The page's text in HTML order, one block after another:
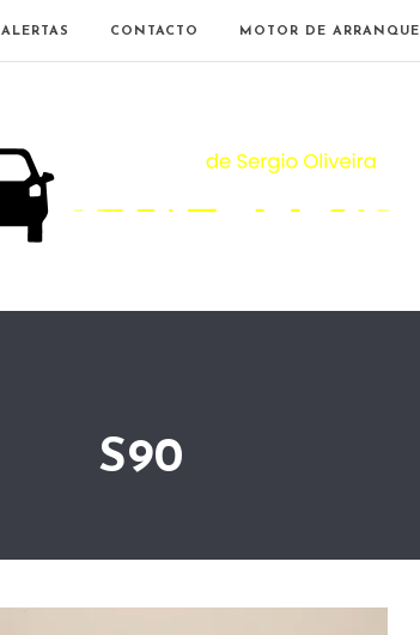
ALERTAS CONTACTO MOTOR DE ARRANQUE
S90